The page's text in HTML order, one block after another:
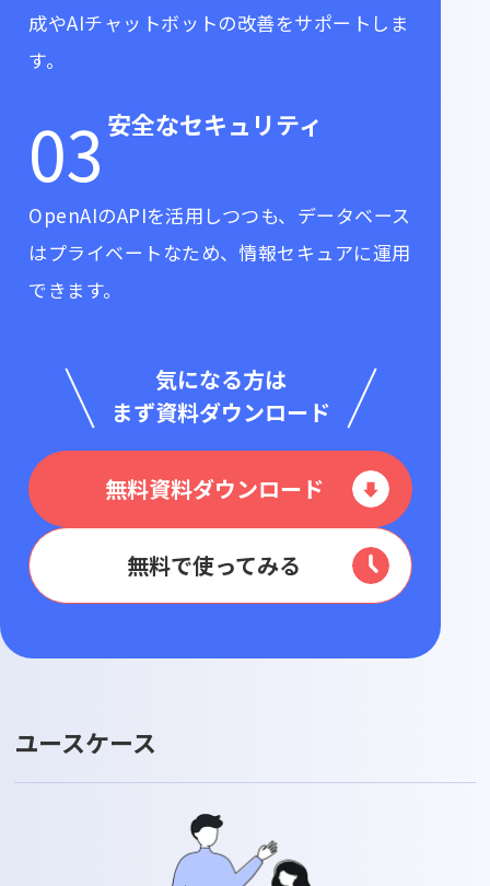
成やAIチャットボットの改善をサポートしま
す。
03 安全なセキュリティ
OpenAIのAPIを活用しつつも、データベース
はプライベートなため、情報セキュアに運用
できます。
気になる方は
まず資料ダウンロード
無料資料ダウンロード
無料で使ってみる
ユースケース